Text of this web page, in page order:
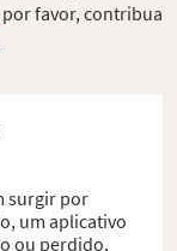
por favor, contribua
surgir por
um aplicativo
ou perdido,